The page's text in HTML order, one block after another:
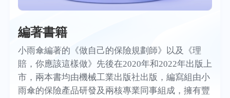
編著書籍
小雨傘編著的《做自己的保險規劃師》以及《理
賠，你應該這樣做》先後在2020年和2022年出版上
市，兩本書均由機械工業出版社出版，編寫組由小
雨傘的保險產品研發及兩核專業同事組成，擁有豐